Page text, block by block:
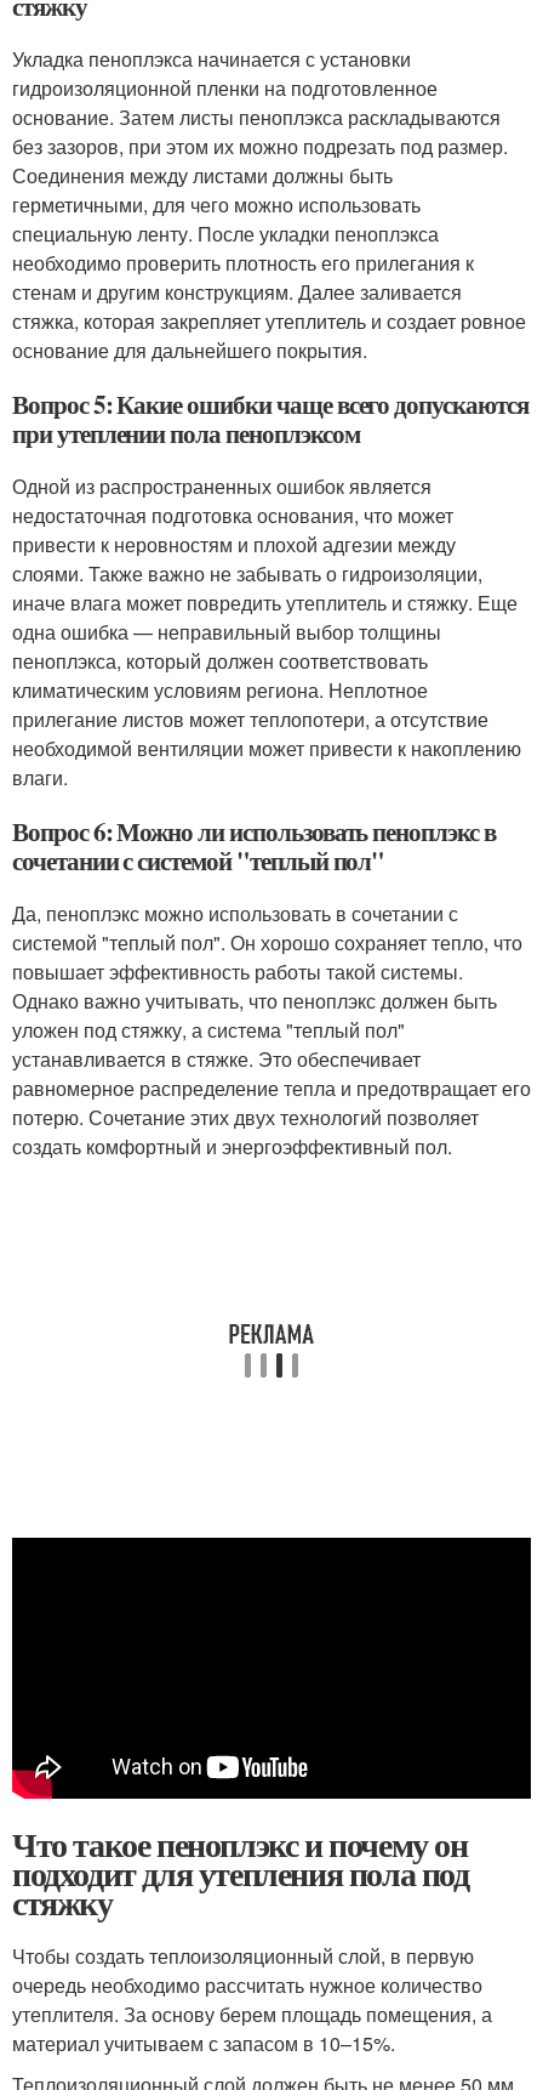
Укладка пеноплэкса начинается с установки
гидроизоляционной пленки на подготовленное
основание. Затем листы пеноплэкса раскладываются
без зазоров, при этом их можно подрезать под размер.
Соединения между листами должны быть
герметичными, для чего можно использовать
специальную ленту. После укладки пеноплэкса
необходимо проверить плотность его прилегания к
стенам и другим конструкциям. Далее заливается
стяжка, которая закрепляет утеплитель и создает ровное
основание для дальнейшего покрытия.
Вопрос 5: Какие ошибки чаще всего допускаются
при утеплении пола пеноплэксом
Одной из распространенных ошибок является
недостаточная подготовка основания, что может
привести к неровностям и плохой адгезии между
слоями. Также важно не забывать о гидроизоляции,
иначе влага может повредить утеплитель и стяжку. Еще
одна ошибка — неправильный выбор толщины
пеноплэкса, который должен соответствовать
климатическим условиям региона. Неплотное
прилегание листов может теплопотери, а отсутствие
необходимой вентиляции может привести к накоплению
влаги.
Вопрос 6: Можно ли использовать пеноплэкс в
сочетании с системой "теплый пол"
Да, пеноплэкс можно использовать в сочетании с
системой "теплый пол". Он хорошо сохраняет тепло, что
повышает эффективность работы такой системы.
Однако важно учитывать, что пеноплэкс должен быть
уложен под стяжку, а система "теплый пол"
устанавливается в стяжке. Это обеспечивает
равномерное распределение тепла и предотвращает его
потерю. Сочетание этих двух технологий позволяет
создать комфортный и энергоэффективный пол.
Что такое пеноплэкс и почему он
подходит для утепления пола под
стяжку
Чтобы создать теплоизоляционный слой, в первую
очередь необходимо рассчитать нужное количество
утеплителя. За основу берем площадь помещения, а
материал учитываем с запасом в 10–15%.